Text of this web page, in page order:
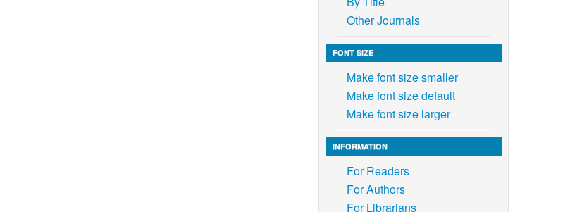
Other Journals
FONT SIZE
Make font size smaller
Make font size default
Make font size larger
INFORMATION
For Readers
For Authors
For Librarians